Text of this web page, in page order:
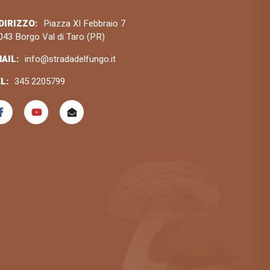
Piazza XI Febbraio 7
Borgo Val di Taro (PR)
info@stradadelfungo.it
345 2205799